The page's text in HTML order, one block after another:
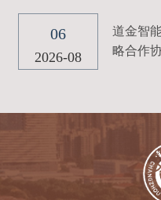
06
2026-08
道金智
略合作